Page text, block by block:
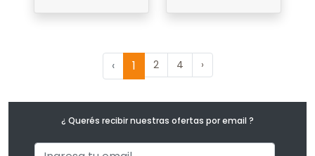
‹ 1 2 4 ›
¿ Querés recibir nuestras ofertas por email ?